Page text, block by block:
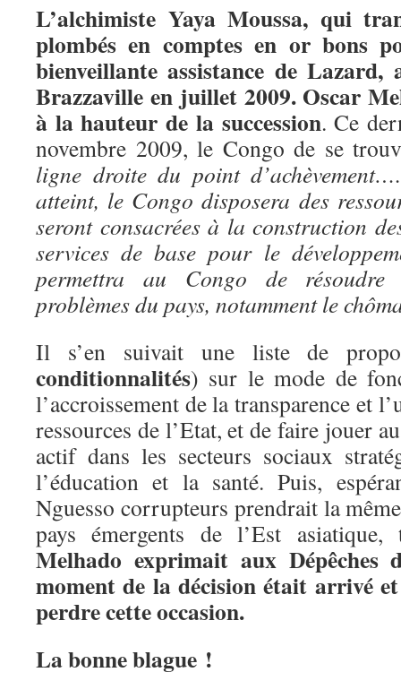
L’alchimiste Yaya Moussa, qui
plombés en comptes en or bons
bienveillante assistance de
Brazzaville en juillet 2009. Oscar
à la hauteur de la succession. Ce
novembre 2009, le Congo de se
ligne droite du point
atteint, le Congo disposera des
seront consacrées à la construction
services de base pour le
permettra au Congo de
problèmes du pays, notamment le
Il s’en suivait une liste de
conditionnalités) sur le mode de
l’accroissement de la transparence et
ressources de l’Etat, et de faire jouer
actif dans les secteurs sociaux
l’éducation et la santé. Puis,
Nguesso corrupteurs prendrait la
pays émergents de l’Est
Melhado exprimait aux Dépêches
moment de la décision était arrivé
perdre cette occasion.
La bonne blague !